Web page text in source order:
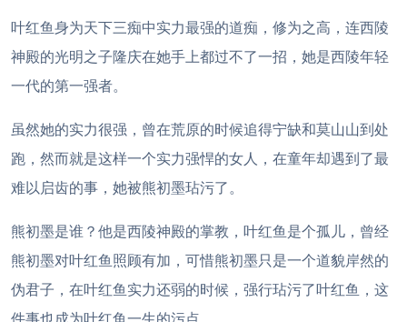
叶红鱼身为天下三痴中实力最强的道痴，修为之高，连西陵
神殿的光明之子隆庆在她手上都过不了一招，她是西陵年轻
一代的第一强者。
虽然她的实力很强，曾在荒原的时候追得宁缺和莫山山到处
跑，然而就是这样一个实力强悍的女人，在童年却遇到了最
难以启齿的事，她被熊初墨玷污了。
熊初墨是谁？他是西陵神殿的掌教，叶红鱼是个孤儿，曾经
熊初墨对叶红鱼照顾有加，可惜熊初墨只是一个道貌岸然的
伪君子，在叶红鱼实力还弱的时候，强行玷污了叶红鱼，这